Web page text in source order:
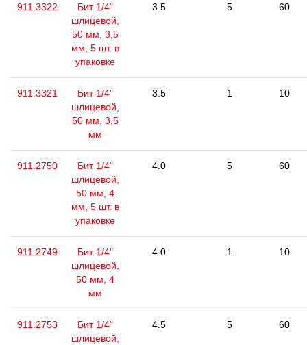
911.3322
Бит 1/4"
шлицевой,
50 мм, 3,5
мм, 5 шт. в
упаковке
3.5 5 60
911.3321
Бит 1/4"
шлицевой,
50 мм, 3,5
мм
3.5 1 10
911.2750
Бит 1/4"
шлицевой,
50 мм, 4
мм, 5 шт. в
упаковке
4.0 5 60
911.2749
Бит 1/4"
шлицевой,
50 мм, 4
мм
4.0 1 10
911.2753
Бит 1/4"
шлицевой,
4.5 5 60